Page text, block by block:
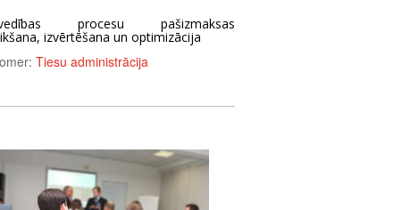
procesu pašizmaksas
izvērtēšana un optimizācija
Tiesu administrācija